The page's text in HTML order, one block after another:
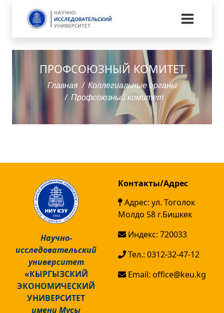
ПРОФСОЮЗНЫЙ КОМИТЕТ
Главная
Коллегиальные органы
Профсоюзный комитет
Научно-
исследовательский
университет
«КЫРГЫЗСКИЙ
ЭКОНОМИЧЕСКИЙ
УНИВЕРСИТЕТ
имени Мусы
Контакты/Адрес
Адрес: ул. Тоголок
Молдо 58 г.Бишкек
Индекс: 720033
Тел.: 0312-32-47-12
Email: office@keu.kg